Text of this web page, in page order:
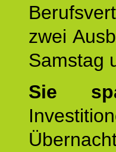
zwei
Samstag
Sie